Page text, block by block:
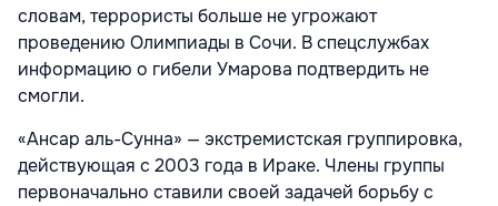
словам, террористы больше не угрожают
проведению Олимпиады в Сочи. В спецслужбах
информацию о гибели Умарова подтвердить не
смогли.
«Ансар аль-Сунна» — экстремистская группировка,
действующая с 2003 года в Ираке. Члены группы
первоначально ставили своей задачей борьбу с